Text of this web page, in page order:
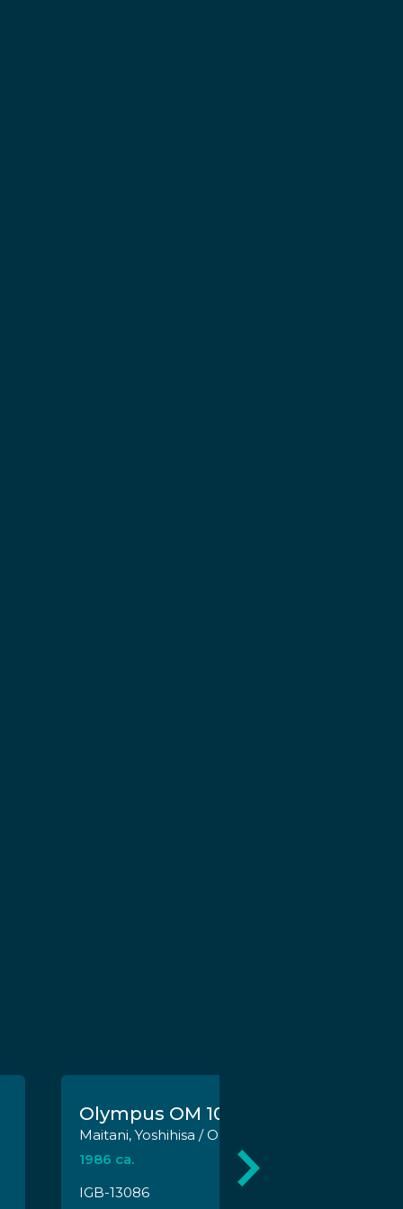
Olympus OM 10
Maitani, Yoshihisa / Olympus
1986 ca.
IGB-13086